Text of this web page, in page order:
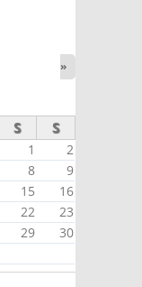
»
S S
1
2
8
9
15
16
22
23
29
30